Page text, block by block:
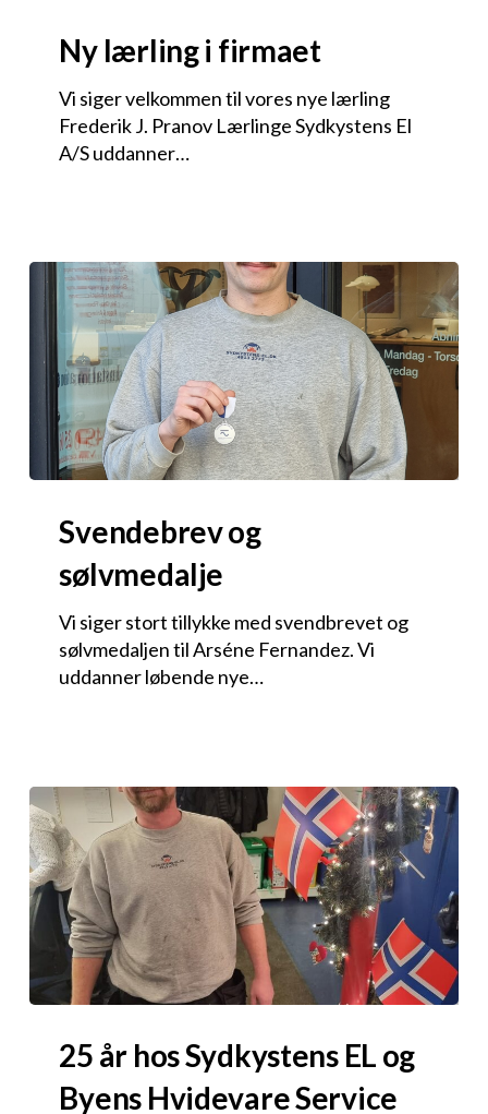
Ny lærling i firmaet
Vi siger velkommen til vores nye lærling
Frederik J. Pranov Lærlinge Sydkystens El
A/S uddanner…
Svendebrev og
sølvmedalje
Vi siger stort tillykke med svendbrevet og
sølvmedaljen til Arséne Fernandez. Vi
uddanner løbende nye…
25 år hos Sydkystens EL og
Byens Hvidevare Service